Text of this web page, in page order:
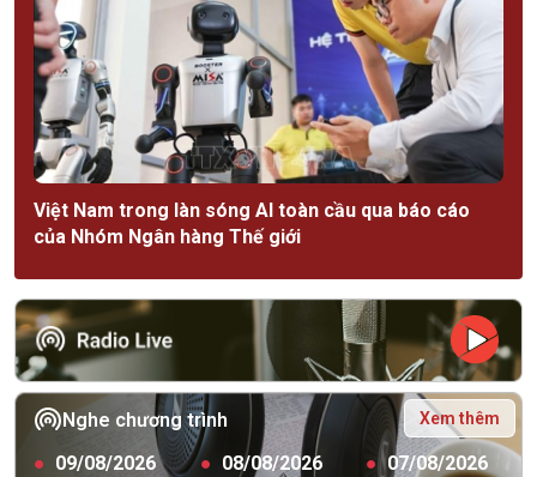
Việt Nam trong làn sóng AI toàn cầu qua báo cáo
của Nhóm Ngân hàng Thế giới
Nghe chương trình Xem thêm
● 09/08/2026 ● 08/08/2026 ● 07/08/2026